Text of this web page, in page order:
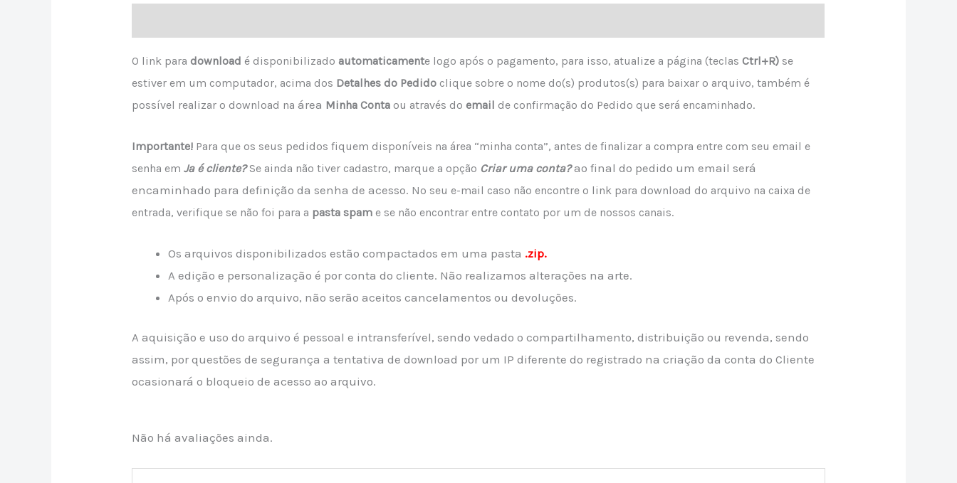
O link paradownload é disponibilizado automaticamente logo após o pagamento, para isso, atualize a página (teclasCtrl+R) se
estiver em um computador, acima dos Detalhes do Pedido clique sobre o nome do(s) produtos(s) para baixar o arquivo, também é
possível realizar o download naárea Minha Conta ou através doemail de confirmação do Pedido que será encaminhado.
Importante! Para que os seus pedidos fiquem disponíveis na área “minha conta”, antes de finalizar a compra entre com seu email e
senha emJa é cliente?Se ainda não tiver cadastro, marque a opção Criar uma conta?ao final do pedido um email será
encaminhado para definição da senha de acesso. No seu e-mail caso não encontre o link para download do arquivo na caixa de
entrada, verifique se não foi para a pasta spam e se não encontrar entre contato por um de nossos canais.
Os arquivos disponibilizados estão compactados em uma pasta .zip.
A edição e personalização é por conta do cliente. Não realizamos alterações na arte.
Após o envio do arquivo, não serão aceitos cancelamentos ou devoluções.
A aquisição e uso do arquivo é pessoal e intransferível, sendo vedado o compartilhamento, distribuição ou revenda, sendo
assim, por questões de segurança a tentativa de download por um IP diferente do registrado na criação da conta do Cliente
ocasionará o bloqueio de acesso ao arquivo.
Não há avaliações ainda.